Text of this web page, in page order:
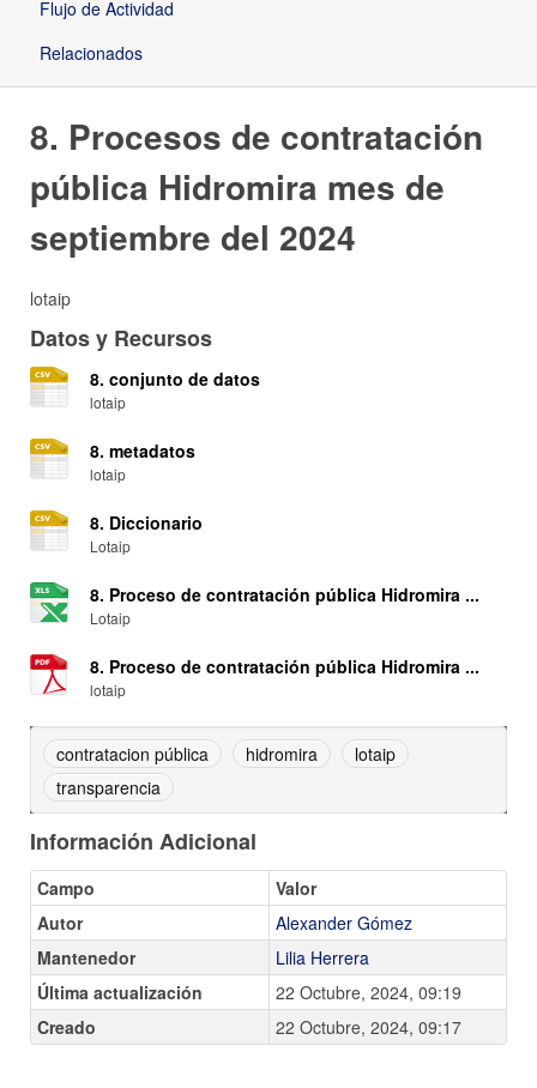
Flujo de Actividad
Relacionados
8. Procesos de contratación
pública Hidromira mes de
septiembre del 2024
lotaip
Datos y Recursos
8. conjunto de datos
lotaip
8. metadatos
lotaip
8. Diccionario
Lotaip
8. Proceso de contratación pública Hidromira ...
Lotaip
8. Proceso de contratación pública Hidromira ...
lotaip
contratacion pública hidromira
lotaip
transparencia
Información Adicional
Campo
Valor
Autor
Alexander Gómez
Mantenedor
Lilia Herrera
Última actualización
22 Octubre, 2024, 09:19
Creado
22 Octubre, 2024, 09:17